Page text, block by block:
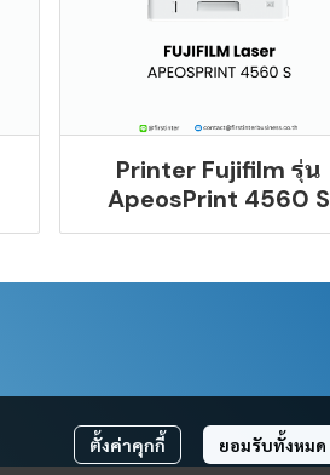
Printer Fujifilm รุ่น
ApeosPrint 4560 S
ตั้งค่าคุกกี้ ยอมรับทั้งหมด